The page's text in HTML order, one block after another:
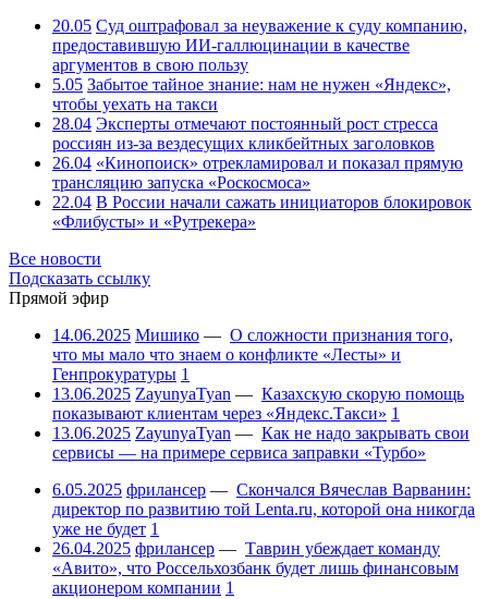
20.05 Суд оштрафовал за неуважение к суду компанию,
предоставившую ИИ-галлюцинации в качестве
аргументов в свою пользу
5.05 Забытое тайное знание: нам не нужен «Яндекс»,
чтобы уехать на такси
28.04 Эксперты отмечают постоянный рост стресса
россиян из-за вездесущих кликбейтных заголовков
26.04 «Кинопоиск» отрекламировал и показал прямую
трансляцию запуска «Роскосмоса»
22.04 В России начали сажать инициаторов блокировок
«Флибусты» и «Рутрекера»
Все новости
Подсказать ссылку
Прямой эфир
14.06.2025 Мишико — О сложности признания того,
что мы мало что знаем о конфликте «Лесты» и
Генпрокуратуры 1
13.06.2025 ZayunyaTyan — Казахскую скорую помощь
показывают клиентам через «Яндекс.Такси» 1
13.06.2025 ZayunyaTyan — Как не надо закрывать свои
сервисы — на примере сервиса заправки «Турбо»
6.05.2025 фрилансер — Скончался Вячеслав Варванин:
директор по развитию той Lenta.ru, которой она никогда
уже не будет 1
26.04.2025 фрилансер — Таврин убеждает команду
«Авито», что Россельхозбанк будет лишь финансовым
акционером компании 1